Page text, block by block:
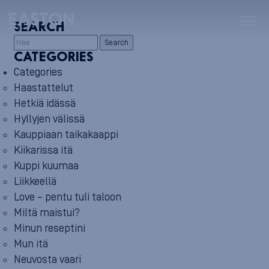
SEARCH
Search
CATEGORIES
Categories
Haastattelut
Hetkiä idässä
Hyllyjen välissä
Kauppiaan taikakaappi
Kiikarissa itä
Kuppi kuumaa
Liikkeellä
Love – pentu tuli taloon
Miltä maistui?
Minun reseptini
Mun itä
Neuvosta vaari